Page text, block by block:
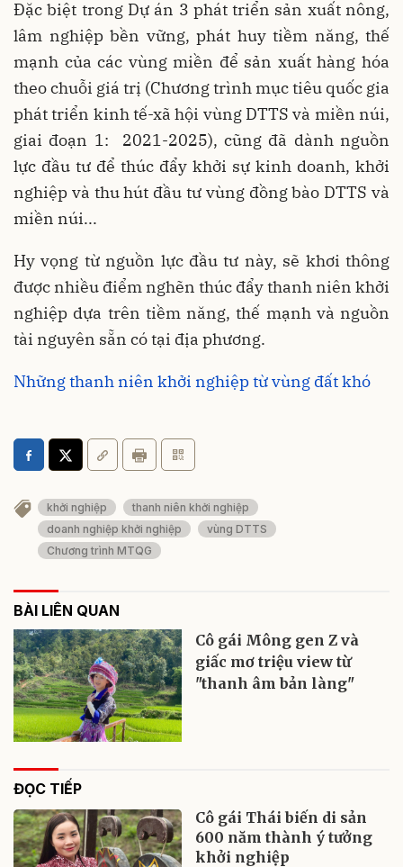
Đặc biệt trong Dự án 3 phát triển sản xuất nông,
lâm nghiệp bền vững, phát huy tiềm năng, thế
mạnh của các vùng miền để sản xuất hàng hóa
theo chuỗi giá trị (Chương trình mục tiêu quốc gia
phát triển kinh tế-xã hội vùng DTTS và miền núi,
giai đoạn 1: 2021-2025), cũng đã dành nguồn
lực đầu tư để thúc đẩy khởi sự kinh doanh, khởi
nghiệp và thu hút đầu tư vùng đồng bào DTTS và
miền núi...
Hy vọng từ nguồn lực đầu tư này, sẽ khơi thông
được nhiều điểm nghẽn thúc đẩy thanh niên khởi
nghiệp dựa trên tiềm năng, thế mạnh và nguồn
tài nguyên sẵn có tại địa phương.
Những thanh niên khởi nghiệp từ vùng đất khó
khởi nghiệp
thanh niên khởi nghiệp
doanh nghiệp khởi nghiệp
vùng DTTS
Chương trình MTQG
BÀI LIÊN QUAN
Cô gái Mông gen Z và
giấc mơ triệu view từ
"thanh âm bản làng"
ĐỌC TIẾP
Cô gái Thái biến di sản
600 năm thành ý tưởng
khởi nghiệp